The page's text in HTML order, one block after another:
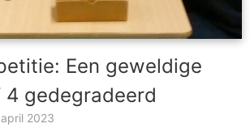
Een geweldige
4 gedegradeerd
2023